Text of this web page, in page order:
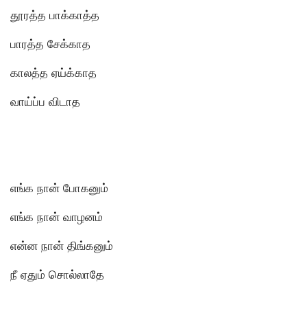
தூரத்த பாக்காத்த
பாரத்த சேக்காத
காலத்த ஏய்க்காத
வாய்ப்ப விடாத
எங்க நான் போகனும்
எங்க நான் வாழனம்
என்ன நான் திங்கனும்
நீ ஏதும் சொல்லாதே